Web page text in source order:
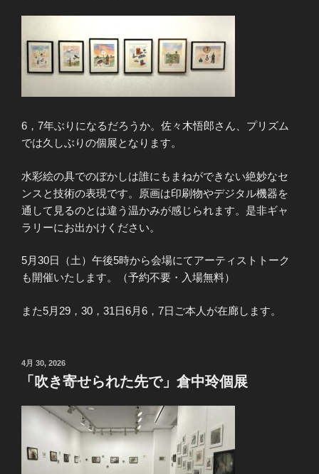
6，7年ぶりになるだろうか。佐々木悟郎さん、プリズム
では久しぶりの個展となります。
水彩絵の具でのぼかしは誰にもまねができない絶妙なセ
ンスと技術の表現です。原画は印刷物やデジタル機器を
通して見るのとは違う温かみが感じられます。是非ギャ
ラリーにお出かけください。
5月30日（土）午後5時から会場にてアーティストトーク
も開催いたします。（予約不要・入場無料）
また5月29，30，31日6月6，7日ご本人が在廊します。
投
4月 30, 2026
「吹き寄せられた先で」倉中玲個展